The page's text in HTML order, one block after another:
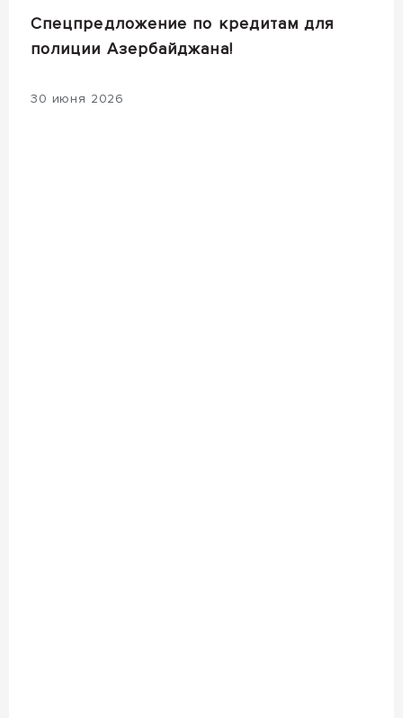
Спецпредложение по кредитам для
полиции Азербайджана!
30 июня 2026